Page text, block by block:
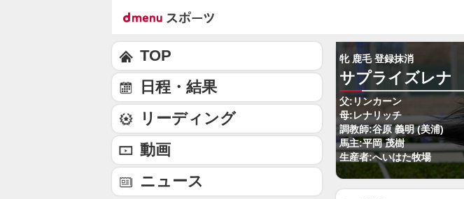
牝 鹿毛 登録抹消
サプライズレナ
父:リンカーン
母:レナリッチ
調教師:谷原 義明 (美浦)
馬主:平岡 茂樹
生産者:へいはた牧場
TOP
日程・結果
リーディング
動画
ニュース